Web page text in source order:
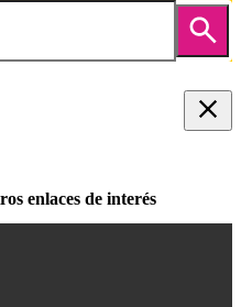
enlaces de interés